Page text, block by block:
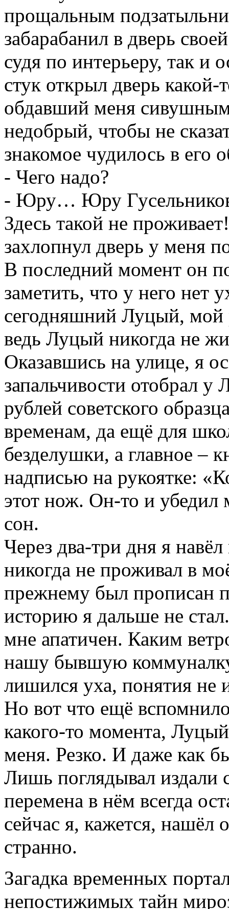
прощальным
забарабанил в дверь
судя по интерьеру, так и
стук открыл дверь
обдавший меня
недобрый, чтобы не
знакомое чудилось в его
- Чего надо?
- Юру… Юру
Здесь такой не
захлопнул дверь у меня
В последний момент он
заметить, что у него нет
сегодняшний Луцый, мой
ведь Луцый никогда не
Оказавшись на улице, я
запальчивости отобрал
рублей советского
временам, да ещё для
безделушки, а главное –
надписью на рукоятке:
этот нож. Он-то и убедил
сон.
Через два-три дня я
никогда не проживал в
прежнему был прописан
историю я дальше не
мне апатичен. Каким
нашу бывшую
лишился уха, понятия не
Но вот что ещё
какого-то момента,
меня. Резко. И даже как
Лишь поглядывал издали
перемена в нём всегда
сейчас я, кажется, нашёл
странно.
Загадка временных
непостижимых тайн